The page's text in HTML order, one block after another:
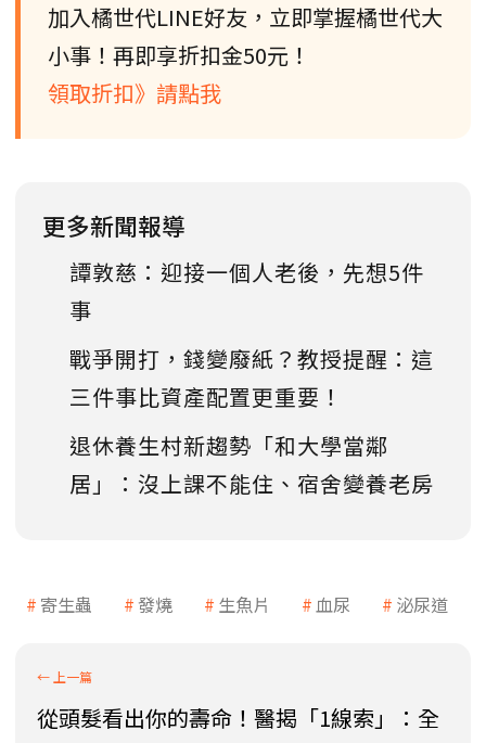
加入橘世代LINE好友，立即掌握橘世代大
小事！再即享折扣金50元！
領取折扣》請點我
更多新聞報導
譚敦慈：迎接一個人老後，先想5件
事
戰爭開打，錢變廢紙？教授提醒：這
三件事比資產配置更重要！
退休養生村新趨勢「和大學當鄰
居」：沒上課不能住、宿舍變養老房
寄生蟲 發燒 生魚片 血尿 泌尿道
從頭髮看出你的壽命！醫揭「1線索」：全